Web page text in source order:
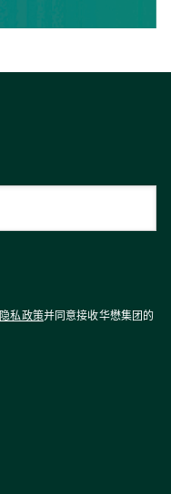
隐私政策并同意接收华懋集团的